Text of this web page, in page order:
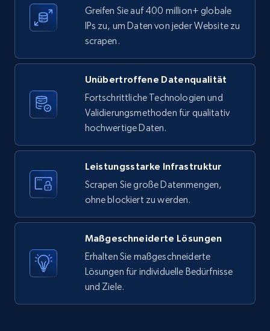
11.3K+ 1.5K+ Gratis testen
X (formerly Twitter) - Posts
ID, User posted, Name, Description, Date
posted, Photos, URL, Quoted post, and more.
10.4K+ 1.2K+ Gratis testen
Twitter posts URLs
ID, User posted, Name, Description, Date
posted, Photos, URL, Quoted post, and more.
1.2K+
Greifen Sie auf 400 million+ globale
IPs zu, um Daten von jeder Website zu
scrapen.
Unübertroffene Datenqualität
Fortschrittliche Technologien und
Validierungsmethoden für qualitativ
hochwertige Daten.
Leistungsstarke Infrastruktur
Scrapen Sie große Datenmengen,
ohne blockiert zu werden.
Maßgeschneiderte Lösungen
Erhalten Sie maßgeschneiderte
Lösungen für individuelle Bedürfnisse
und Ziele.